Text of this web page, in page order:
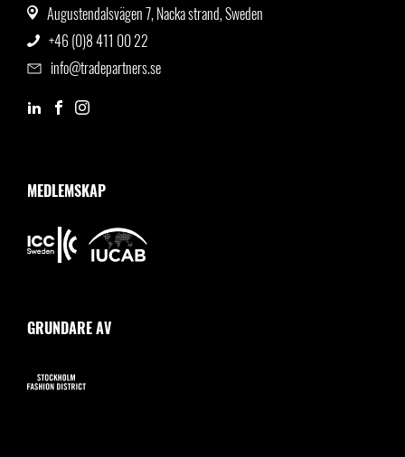
Augustendalsvägen 7, Nacka strand, Sweden
+46 (0)8 411 00 22
info@tradepartners.se
MEDLEMSKAP
GRUNDARE AV